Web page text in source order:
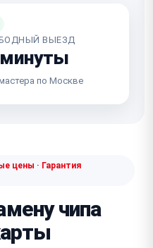
ВЫЕЗД
минуты
по Москве
цены · Гарантия
чипа